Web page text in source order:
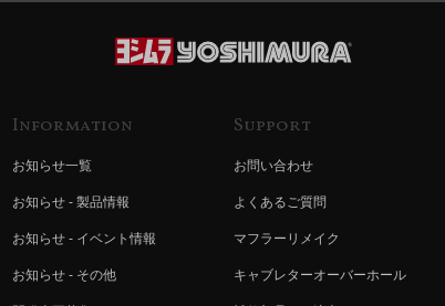
Information
お知らせ一覧
お知らせ - 製品情報
お知らせ - イベント情報
お知らせ - その他
Support
お問い合わせ
よくあるご質問
マフラーリメイク
キャブレターオーバーホール